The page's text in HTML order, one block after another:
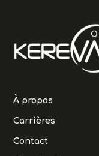
À propos
Carrières
Contact